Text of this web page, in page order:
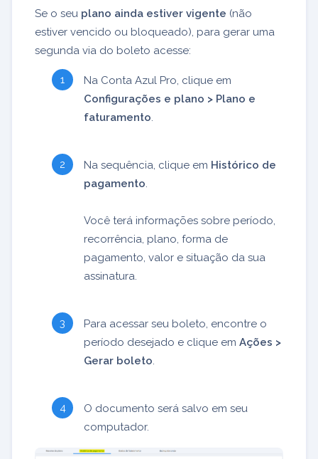
Se o seu plano ainda estiver vigente (não
estiver vencido ou bloqueado), para gerar uma
segunda via do boleto acesse:
Na Conta Azul Pro, clique em
Configurações e plano > Plano e
faturamento
Na sequência, clique em Histórico de
pagamento
Você terá informações sobre período,
recorrência, plano, forma de
pagamento, valor e situação da sua
assinatura.
Para acessar seu boleto, encontre o
período desejado e clique em Ações >
Gerar boleto
O documento será salvo em seu
computador.